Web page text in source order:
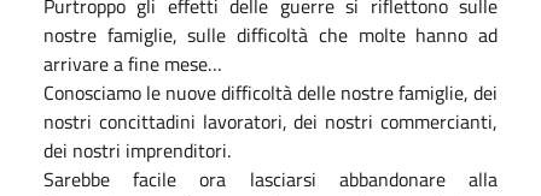
nostre famiglie, sulle difficoltà che molte hanno ad
arrivare a fine mese…
Conosciamo le nuove difficoltà delle nostre famiglie, dei
nostri concittadini lavoratori, dei nostri commercianti,
dei nostri imprenditori.
Sarebbe facile ora lasciarsi abbandonare alla